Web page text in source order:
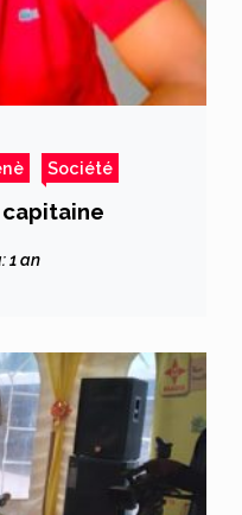
Société
capitaine
1 an